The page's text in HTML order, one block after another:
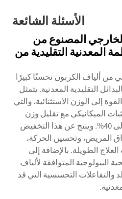
الأسئلة الشائعة
المصنوع من
المعدنية التقليدية من
من ألياف الكربون تحسنًا كبيرًا
التقليدية المعدنية. يتمثل
إلى الوزن الاستثنائية، والتي
الميكانيكي مع تقليل وزن
النظام الكلي بنسبة تصل إلى 40%. وينتج عن هذا التخفيض
المريض، وتحسين الحركة،
الطويلة. بالإضافة إلى
المتوافقة لألياف
والتفاعلات التحسسية التي قد